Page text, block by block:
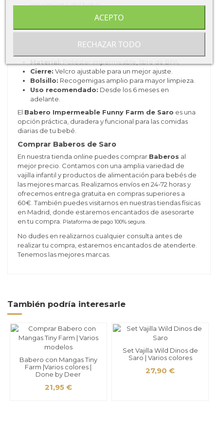
crecimiento del bebé.
Atractivo y motivador para los
Funny Farm de Saro
Cierre: Velcro ajustable para un mejor ajuste.
Bolsillo: Recogemigas amplio para mayor limpieza.
Uso recomendado: Desde los 6 meses en
adelante.
El Babero Impermeable Funny Farm de Saro es una
opción práctica, duradera y funcional para las comidas
diarias de tu bebé.
Comprar Baberos de Saro
En nuestra tienda online puedes comprar Baberos al
mejor precio. Contamos con una amplia variedad de
vajilla infantil y productos de alimentación para bebés de
las mejores marcas. Realizamos envíos en 24-72 horas y
ofrecemos entrega gratuita en compras superiores a
60€. También puedes visitarnos en nuestras tiendas físicas
en Madrid, donde estaremos encantados de asesorarte
en tu compra. Plataforma de pago 100% segura.
No dudes en realizarnos cualquier consulta antes de
realizar tu compra, estaremos encantados de atenderte.
Tenemos las mejores marcas.
También podría interesarle
Babero con Mangas Tiny
Farm |Varios colores |
Done by Deer
21,95 €
Set Vajilla Wild Dinos de
Saro | Varios colores
27,90 €
RECHAZAR TODO
ACEPTO